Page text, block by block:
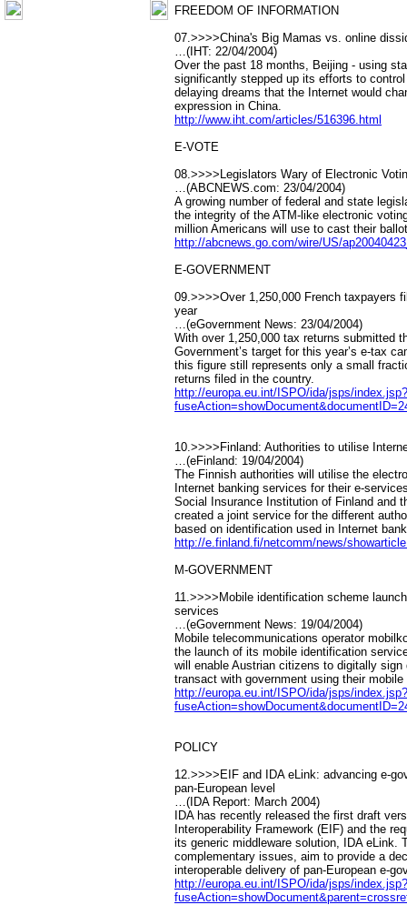
FREEDOM OF INFORMATION
07.>>>>China's Big Mamas vs. online
…(IHT: 22/04/2004)
Over the past 18 months, Beijing - using
significantly stepped up its efforts to
delaying dreams that the Internet would
expression in China.
http://www.iht.com/articles/516396.html
E-VOTE
08.>>>>Legislators Wary of Electronic
…(ABCNEWS.com: 23/04/2004)
A growing number of federal and state
the integrity of the ATM-like electronic
million Americans will use to cast their
http://abcnews.go.com/wire/US/
E-GOVERNMENT
09.>>>>Over 1,250,000 French taxpayers
year
…(eGovernment News: 23/04/2004)
With over 1,250,000 tax returns submitted
Government’s target for this year’s e-tax
this figure still represents only a small
returns filed in the country.
http://europa.eu.int/ISPO/ida/jsps/index.jsp?
10.>>>>Finland: Authorities to utilise
…(eFinland: 19/04/2004)
The Finnish authorities will utilise the
Internet banking services for their e-
Social Insurance Institution of Finland and
created a joint service for the different
based on identification used in Internet
http://e.finland.fi/netcomm/news/
M-GOVERNMENT
11.>>>>Mobile identification scheme
services
…(eGovernment News: 19/04/2004)
Mobile telecommunications operator
the launch of its mobile identification
will enable Austrian citizens to digitally
transact with government using their mobile
http://europa.eu.int/ISPO/ida/jsps/index.jsp?
POLICY
12.>>>>EIF and IDA eLink: advancing e-
pan-European level
…(IDA Report: March 2004)
IDA has recently released the first draft
Interoperability Framework (EIF) and the
its generic middleware solution, IDA eLink.
complementary issues, aim to provide a
interoperable delivery of pan-European e-
http://europa.eu.int/ISPO/ida/jsps/index.jsp?